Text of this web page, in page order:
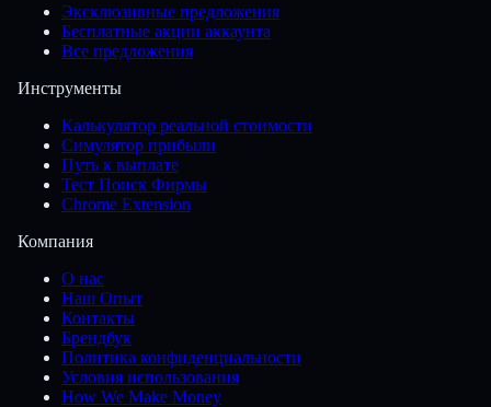
Эксклюзивные предложения
Бесплатные акции аккаунта
Все предложения
Инструменты
Калькулятор реальной стоимости
Симулятор прибыли
Путь к выплате
Тест Поиск Фирмы
Chrome Extension
Компания
О нас
Наш Опыт
Контакты
Брендбук
Политика конфиденциальности
Условия использования
How We Make Money